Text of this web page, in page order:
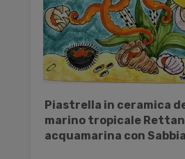
Piastrella in ceramica
marino tropicale
acquamarina con